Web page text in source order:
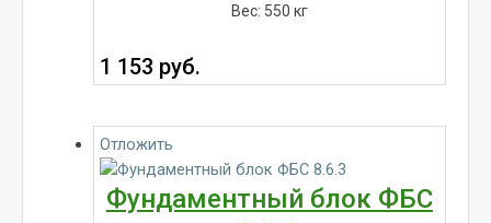
Вес: 550 кг
1 153 руб.
Отложить
Фундаментный блок ФБС